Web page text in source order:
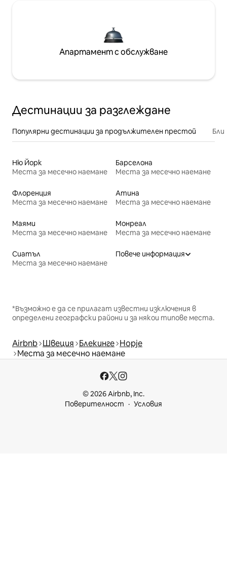
Апартамент с обслужване
Дестинации за разглеждане
Популярни дестинации за продължителен престой
Ню Йорк
Места за месечно наемане
Барселона
Места за месечно наемане
Флоренция
Места за месечно наемане
Атина
Места за месечно наемане
Маями
Места за месечно наемане
Монреал
Места за месечно наемане
Сиатъл
Места за месечно наемане
Повече информация
*Възможно е да се прилагат известни изключения в
определени географски райони и за някои типове места.
Airbnb Швеция Блекинге Норје
Места за месечно наемане
© 2026 Airbnb, Inc.
Поверителност
Условия